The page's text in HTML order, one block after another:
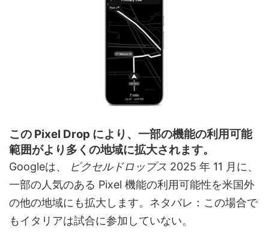
この Pixel Drop により、一部の機能の利用可能
範囲がより多くの地域に拡大されます。
Googleは、 ピクセルドロップス 2025 年 11 月に、
一部の人気のある Pixel 機能の利用可能性を米国外
の他の地域にも拡大します。ネタバレ：この場合で
もイタリアは試合に参加していない。